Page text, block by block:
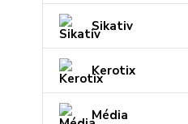
Sikativ
Kerotix
Média